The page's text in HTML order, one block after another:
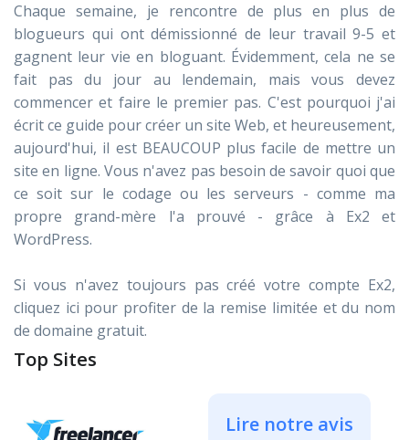
Chaque semaine, je rencontre de plus en plus de
blogueurs qui ont démissionné de leur travail 9-5 et
gagnent leur vie en bloguant. Évidemment, cela ne se
fait pas du jour au lendemain, mais vous devez
commencer et faire le premier pas. C'est pourquoi j'ai
écrit ce guide pour créer un site Web, et heureusement,
aujourd'hui, il est BEAUCOUP plus facile de mettre un
site en ligne. Vous n'avez pas besoin de savoir quoi que
ce soit sur le codage ou les serveurs - comme ma
propre grand-mère l'a prouvé - grâce à Ex2 et
WordPress.
Si vous n'avez toujours pas créé votre compte Ex2,
cliquez ici pour profiter de la remise limitée et du nom
de domaine gratuit.
Top Sites
Lire notre avis